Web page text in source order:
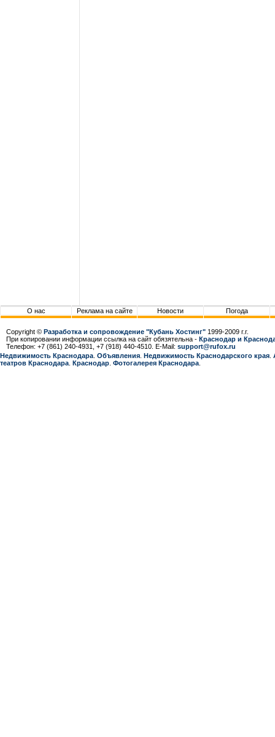
О нас Реклама на сайте Новости Погода
Copyright © Разработка и сопровождение "Кубань Хостинг" 1999-2009 г.г.
При копировании информации ссылка на сайт обязятельна - Краснодар и
Телефон: +7 (861) 240-4931, +7 (918) 440-4510. E-Mail: support@rufox.ru
Недвижимость Краснодара Объявления Недвижимость Краснодарcкого края
театров Краснодара Краснодар Фотогалерея Краснодара